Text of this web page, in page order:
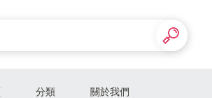
分類 關於我們